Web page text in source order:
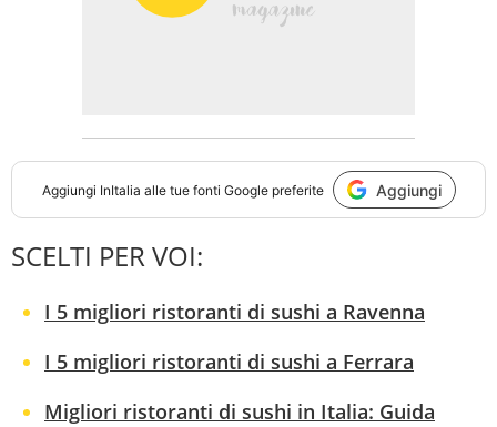
Aggiungi InItalia alle tue fonti Google preferite Aggiungi
SCELTI PER VOI:
I 5 migliori ristoranti di sushi a Ravenna
I 5 migliori ristoranti di sushi a Ferrara
Migliori ristoranti di sushi in Italia: Guida